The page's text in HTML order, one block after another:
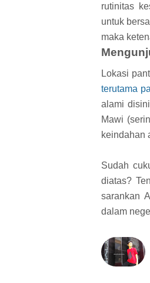
rutinitas
untuk
maka
Lokasi
terutama
alami
Mawi
keindahan
Sudah
diatas?
sarankan
dalam